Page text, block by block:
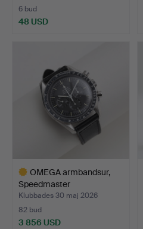
6 bud
48 USD
OMEGA armbandsur,
Speedmaster
Professional…
Klubbades 30 maj 2026
82 bud
3 856 USD